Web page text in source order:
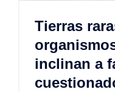
Tierras
inclinan a